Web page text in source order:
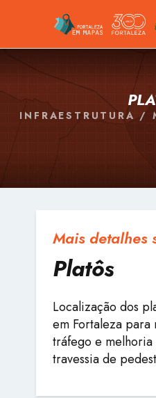
INFRAESTRUTURA /
Mais detalhes
Platôs
Localização dos
em Fortaleza para
tráfego e
travessia de